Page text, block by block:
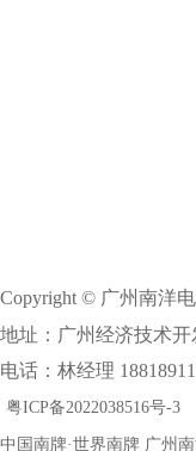
Copyright © 广州南洋
地址：广州经济技术
电话：林经理
粤ICP备2022038516号-3
中国南牌·世界南牌 广州